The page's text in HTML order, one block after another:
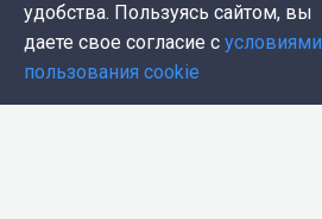
Политика конфиденциальности
Контакты
удобства. Пользуясь сайтом, вы
даете свое согласие с условиями
пользования cookie